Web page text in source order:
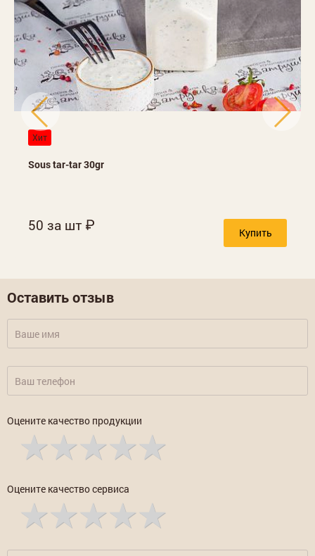
Хит
Sous tar-tar 30gr
50 за шт Купить
Оставить отзыв
Оцените качество продукции
Оцените качество сервиса